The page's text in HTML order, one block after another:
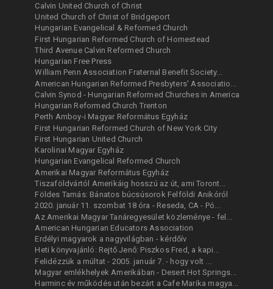
Calvin United Church of Christ
United Church of Christ of Bridgeport
Hungarian Evangelical & Reformed Church
First Hungarian Reformed Church of Homestead
Third Avenue Calvin Reformed Church
Hungarian Free Press
William Penn Association Fraternal Benefit Society...
American Hungarian Reformed Presbyters' Associatio...
Calvin Synod - Hungarian Reformed Churches in America
Hungarian Reformed Church Trenton
Perth Amboy-i Magyar Református Egyház
First Hungarian Reformed Church of New York City
First Hungarian United Church
Karolinai Magyar Egyház
Hungarian Evangelical Reformed Church
Amerikai Magyar Református Egyház
Tiszaföldvártól Amerikáig hosszú az út, ami Toront...
Földes Tamás: Bánatos búcsúsorok Felföldi Anikóról
2020. január 11. szombat 18 óra - Reseda, CA - Pó...
Az Amerikai Magyar Tanáregyesület közleménye - fel...
American Hungarian Educators Association
Erdélyi magyarok a nagyvilágban - kérdőív
Heti könyvajánló: Rejtő Jenő: Piszkos Fred, a kapi...
Felidézzük a múltat - 2005. január 7. - hogy volt ...
Magyar emlékhelyek Amerikában - Desert Hot Springs...
Harminc év működés után bezárt a Cafe Marika magya...